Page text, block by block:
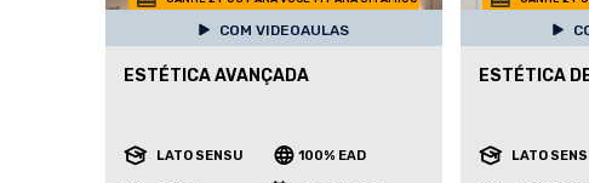
COM VIDEOAULAS
ESTÉTICA AVANÇADA
LATO SENSU 100% EAD
ESTÉTICA
LATO